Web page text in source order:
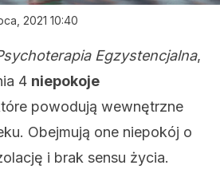
2021 10:40
Egzystencjalna,
4 niepokoje
powodują wewnętrzne
Obejmują one niepokój o
i brak sensu życia.